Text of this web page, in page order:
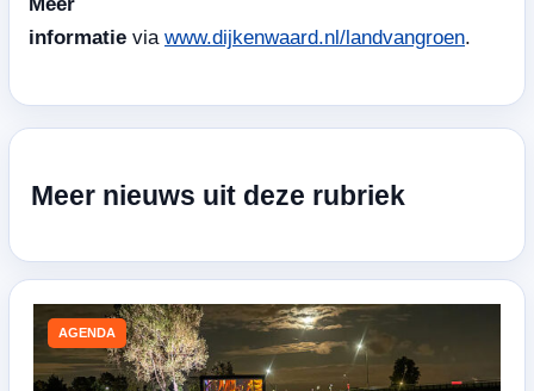
informatie via www.dijkenwaard.nl/landvangroen.
Meer nieuws uit deze rubriek
AGENDA